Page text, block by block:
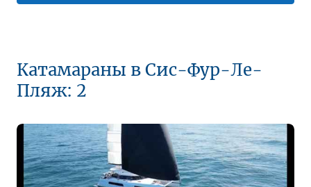
Катамараны в Сис-Фур-Ле-
Пляж: 2